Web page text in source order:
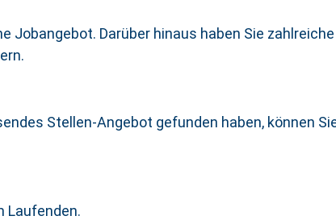
Jobangebot. Darüber hinaus haben Sie
Stellen-Angebot gefunden haben, können
Laufenden.